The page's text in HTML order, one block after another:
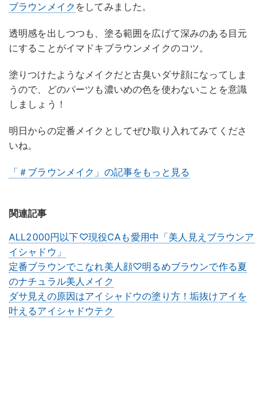
ブラウンメイク をしてみました。
透明感を出しつつも、塗る範囲を広げて深みのある目元
にすることがイマドキブラウンメイクのコツ。
塗りつけたようなメイクだと古臭いダサ顔になってしま
うので、どのパーツも濃いめの色を使わないことを意識
しましょう！
明日からの定番メイクとしてぜひ取り入れてみてくださ
いね。
「＃ブラウンメイク」の記事をもっと見る
関連記事
ALL2000円以下♡現役CAも愛用中「美人見えブラウンア
イシャドウ」
定番ブラウンでこなれ美人顔♡明るめブラウンで作る夏
のナチュラル美人メイク
ダサ見えの原因はアイシャドウの塗り方！垢抜けアイを
叶えるアイシャドウテク